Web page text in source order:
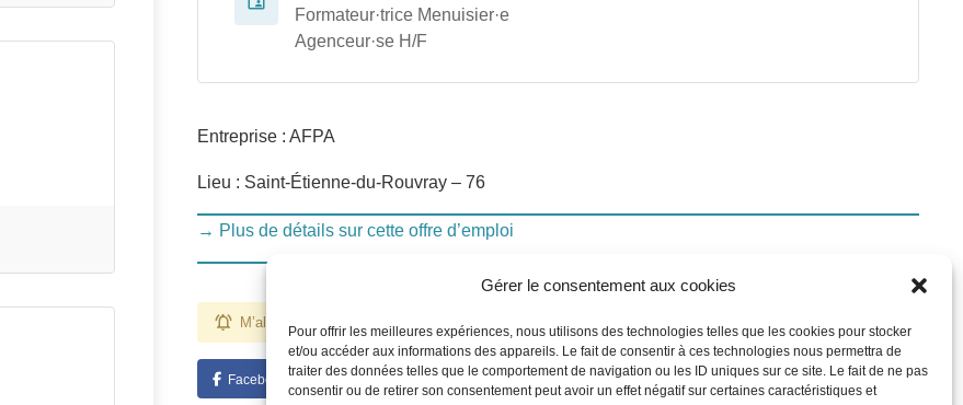
Gérer le consentement aux cookies
Pour offrir les meilleures expériences, nous utilisons des technologies telles que les cookies pour stocker
et/ou accéder aux informations des appareils. Le fait de consentir à ces technologies nous permettra de
traiter des données telles que le comportement de navigation ou les ID uniques sur ce site. Le fait de ne pas
consentir ou de retirer son consentement peut avoir un effet négatif sur certaines caractéristiques et
Formateur·trice Menuisier·e
Agenceur·se H/F
Entreprise : AFPA
Lieu : Saint-Étienne-du-Rouvray – 76
→ Plus de détails sur cette offre d’emploi
M’alerter pour des emplois comme celui-ci
Facebook Twitter LinkedIn